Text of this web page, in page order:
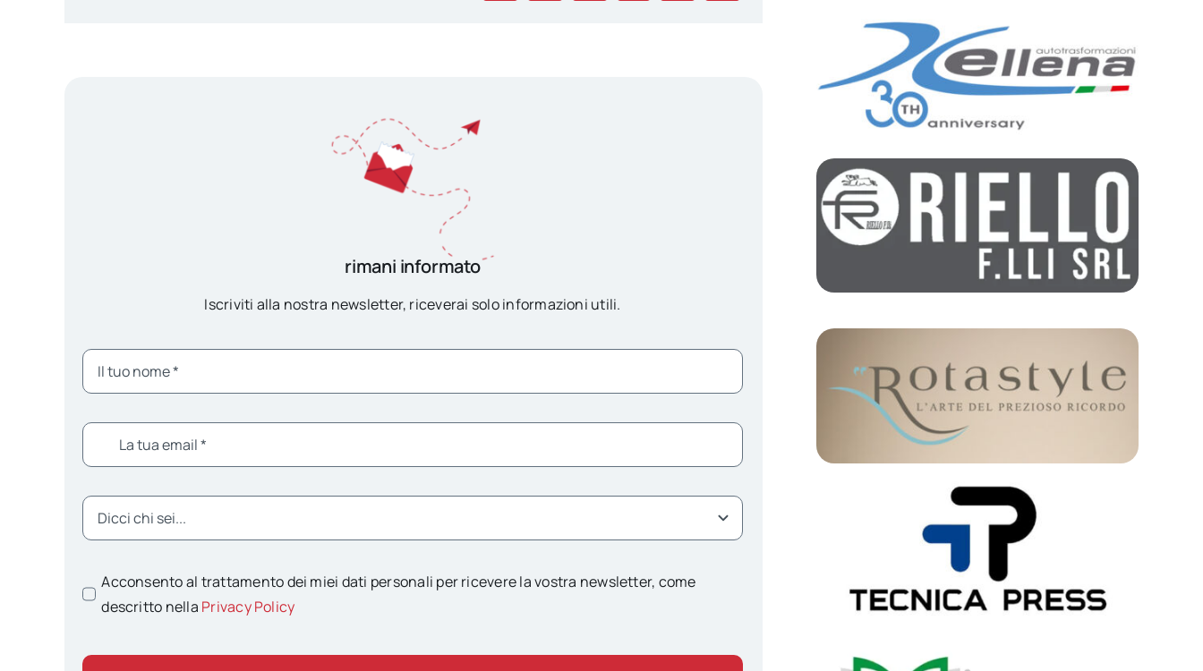
rimani informato
Iscriviti alla nostra newsletter, riceverai solo informazioni utili.
Acconsento al trattamento dei miei dati personali per ricevere la vostra newsletter, come
descritto nella Privacy Policy